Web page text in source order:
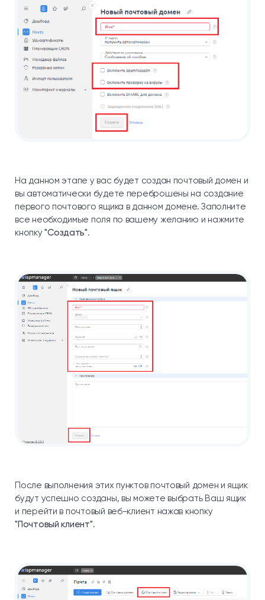
На данном этапе у вас будет создан почтовый домен и
вы автоматически будете переброшены на создание
первого почтового ящика в данном домене. Заполните
все необходимые поля по вашему желанию и нажмите
кнопку"Создать".
После выполнения этих пунктов почтовый домен и ящик
будут успешно созданы, вы можете выбрать Ваш ящик
и перейти в почтовый веб-клиент нажав кнопку
"Почтовый клиент".